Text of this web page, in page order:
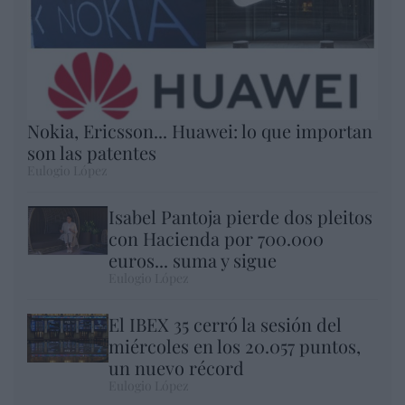
Nokia, Ericsson... Huawei: lo que importan
son las patentes
Isabel Pantoja pierde dos pleitos
con Hacienda por 700.000
euros... suma y sigue
El IBEX 35 cerró la sesión del
miércoles en los 20.057 puntos,
un nuevo récord